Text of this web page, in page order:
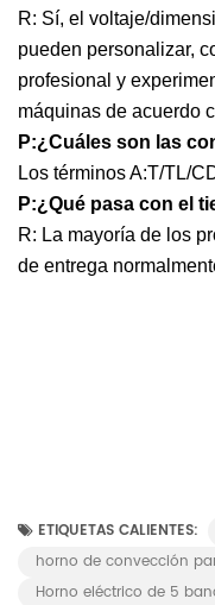
R: Sí, el voltaje/
pueden personalizar,
profesional y
máquinas de acuerdo
P:¿Cuáles son las
Los términos A:T/TL/
P:¿Qué pasa con el
R: La mayoría de los
de entrega
ETIQUETAS CALIENTES:
horno de convección
Horno eléctrico de 5